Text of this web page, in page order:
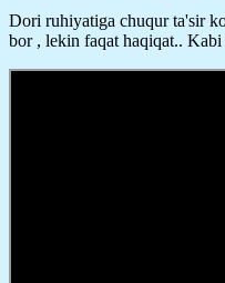
Dori ruhiyatiga chuqur ta'sir
bor , lekin faqat haqiqat..